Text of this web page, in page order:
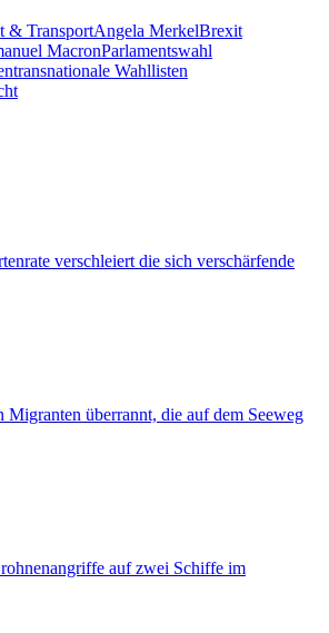
& TransportAngela MerkelBrexit
MacronParlamentswahl
transnationale Wahllisten
verschleiert die sich verschärfende
Migranten überrannt, die auf dem Seeweg
auf zwei Schiffe im